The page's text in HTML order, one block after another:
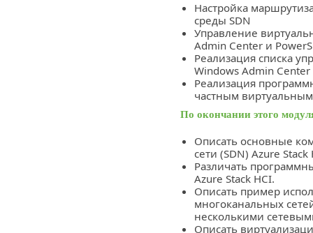
Настройка
среды SDN
Управление
Admin Center и
Реализация списка
Windows Admin Center
Реализация
частным
По окончании этого
Описать основные
сети (SDN) Azure Stack
Различать
Azure Stack HCI.
Описать пример
многоканальных
несколькими
Описать